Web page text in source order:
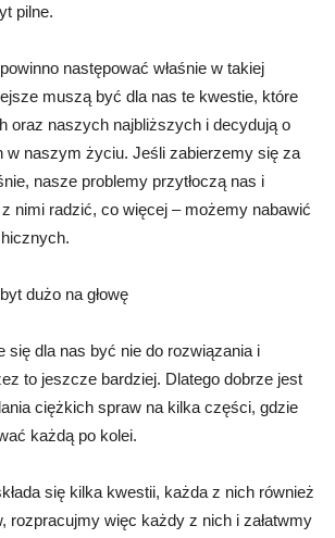
pilne.
następować właśnie w takiej
muszą być dla nas te kwestie, które
oraz naszych najbliższych i decydują o
naszym życiu. Jeśli zabierzemy się za
nasze problemy przytłoczą nas i
nimi radzić, co więcej – możemy nabawić
dużo na głowę
się dla nas być nie do rozwiązania i
to jeszcze bardziej. Dlatego dobrze jest
ciężkich spraw na kilka części, gdzie
każdą po kolei.
się kilka kwestii, każda z nich również
rozpracujmy więc każdy z nich i załatwmy